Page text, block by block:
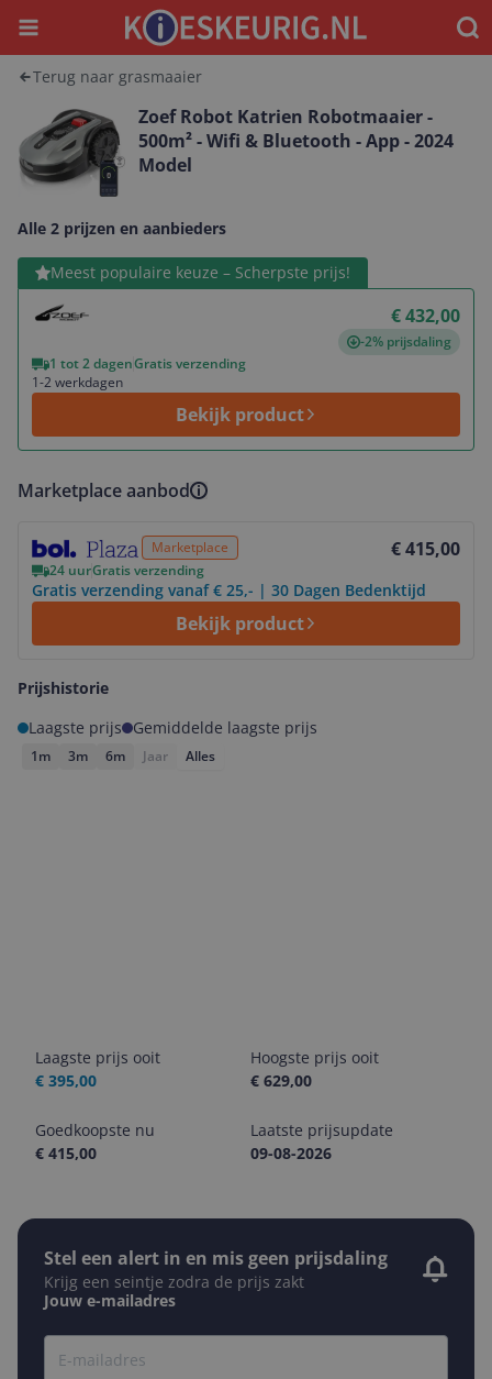
Menu
Terug naar grasmaaier
Zoef Robot Katrien Robotmaaier -
500m² - Wifi & Bluetooth - App - 2024
Model
Alle 2 prijzen en aanbieders
Meest populaire keuze – Scherpste prijs!
€ 432,00
-2% prijsdaling
1 tot 2 dagenGratis verzending
1-2 werkdagen
Bekijk product
Bekijk product
Marketplace aanbod
Marketplace € 415,00
24 uurGratis verzending
Gratis verzending vanaf € 25,- | 30 Dagen Bedenktijd
Bekijk product
Prijshistorie
Laagste prijs
Gemiddelde laagste prijs
1m 3m 6m Jaar Alles
Laagste prijs ooit
€ 395,00
Hoogste prijs ooit
€ 629,00
Goedkoopste nu
€ 415,00
Laatste prijsupdate
09-08-2026
Stel een alert in en mis geen prijsdaling
Krijg een seintje zodra de prijs zakt
Jouw e-mailadres